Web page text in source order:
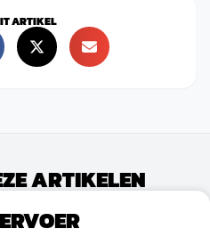
ARTIKEL
ARTIKELEN